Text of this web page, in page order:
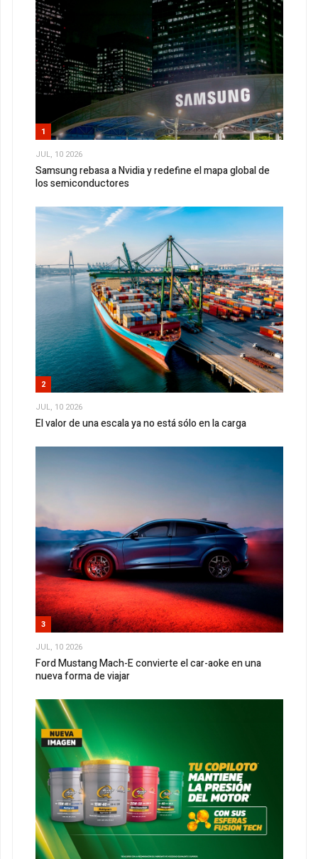
1
JUL, 10 2026
Samsung rebasa a Nvidia y redefine el mapa global de
los semiconductores
2
JUL, 10 2026
El valor de una escala ya no está sólo en la carga
3
JUL, 10 2026
Ford Mustang Mach-E convierte el car-aoke en una
nueva forma de viajar